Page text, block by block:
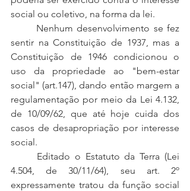
social ou coletivo, na forma da lei.
sentir na Constituição de 1937, mas a
Constituição de 1946 condicionou o
uso da propriedade ao "bem-estar
social" (art.147), dando então margem a
regulamentação por meio da Lei 4.132,
de 10/09/62, que até hoje cuida dos
casos de desapropriação por interesse
social.
4.504, de 30/11/64), seu art. 2º
expressamente tratou da função social